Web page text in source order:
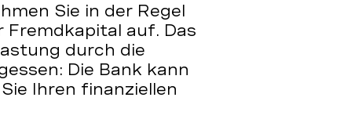
Sie in der Regel
auf. Das
durch die
Die Bank kann
Ihren finanziellen